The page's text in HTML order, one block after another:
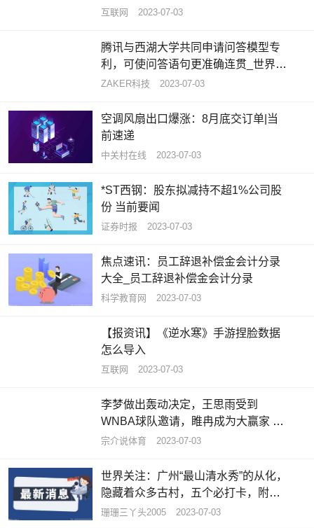
344060643拜托各位大神
互联网 2023-07-03
腾讯与西湖大学共同申请问答模型专
利，可使问答语句更准确连贯_世界热
闻
ZAKER科技 2023-07-03
空调风扇出口爆涨：8月底交订单|当
前速递
中关村在线 2023-07-03
*ST西钢：股东拟减持不超1%公司股
份 当前要闻
证券时报 2023-07-03
焦点速讯：员工辞退补偿金会计分录
大全_员工辞退补偿金会计分录
科学教育网 2023-07-03
【报资讯】《逆水寒》手游捏脸数据
怎么导入
互联网 2023-07-03
李梦做出轰动决定，王思雨受到
WNBA球队邀请，睢冉成为大赢家 天
天资讯
宗介说体育 2023-07-03
世界关注：广州“最山清水秀”的从化，
隐藏着众多古村，五个必打卡，附攻
略
珊珊三丫头2005 2023-07-03